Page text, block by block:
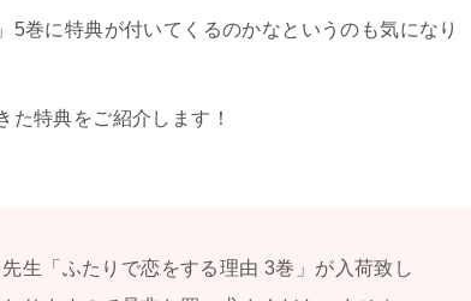
巻に特典が付いてくるのかなというのも気になり
た特典をご紹介します！
生「ふたりで恋をする理由 3巻」が入荷致し